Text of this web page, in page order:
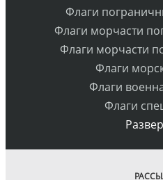
Флаги
Флаги морчасти
Флаги морчасти
Флаги
Флаги
Флаги